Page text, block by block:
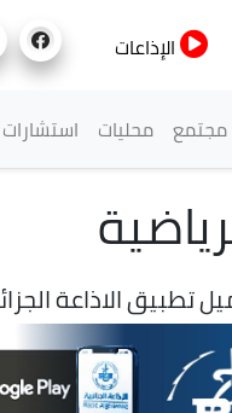
الإذاعات
مجتمع محليات
تطبيق الاذاعة